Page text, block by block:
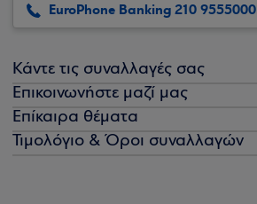
EuroPhone Banking 210 9555000
Κάντε τις συναλλαγές σας
Επικοινωνήστε μαζί μας
Επίκαιρα θέματα
Τιμολόγιο & Όροι συναλλαγών